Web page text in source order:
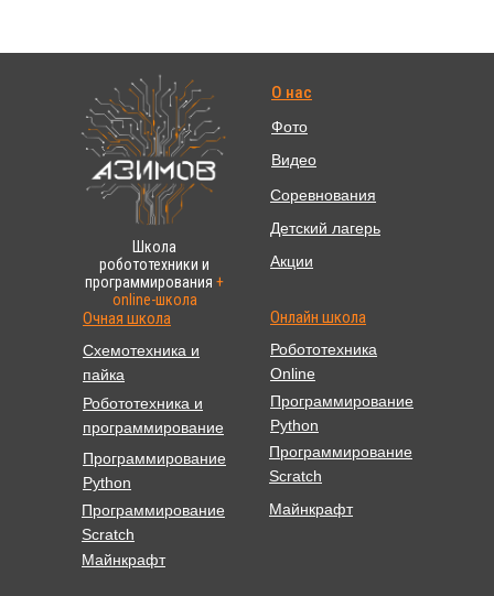
Школа
робототехники и
программирования +
online-школа
Очная школа
Схемотехника и
пайка
Робототехника и
программирование
Онлайн школа
О нас
Программирование
Python
Робототехника
Online
Программирование
Python
Майнкрафт
Майнкрафт
Соревнования
Детский лагерь
Акции
Фото
Видео
Программирование
Scratch
Программирование
Scratch